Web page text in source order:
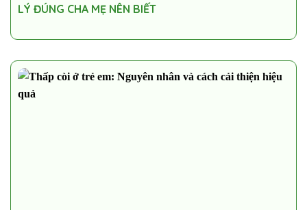
LÝ ĐÚNG CHA MẸ NÊN BIẾT